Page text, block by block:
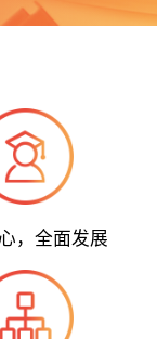
，全面发展